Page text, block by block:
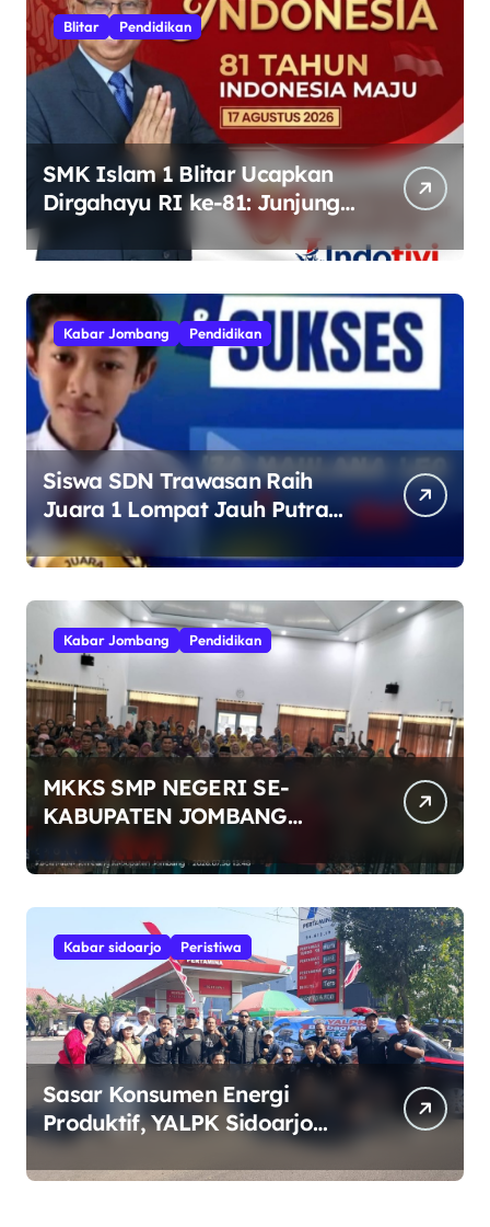
Blitar Pendidikan
SMK Islam 1 Blitar Ucapkan
Dirgahayu RI ke-81: Junjung
Kebhinekaan
Kabar Jombang Pendidikan
Siswa SDN Trawasan Raih
Juara 1 Lompat Jauh Putra
Tingkat Kecamatan Sumobito
di HUT RI ke-81
Kabar Jombang Pendidikan
MKKS SMP NEGERI SE-
KABUPATEN JOMBANG
RAYAKAN HUT RI KE-81
DENGAN SEMANGAT
“INDONESIA BERDAULAT,
ADIL, DAN MAKMUR”
Kabar sidoarjo Peristiwa
Sasar Konsumen Energi
Produktif, YALPK Sidoarjo
Salurkan BBM Gratis untuk
Pengemudi Ojol di Candi